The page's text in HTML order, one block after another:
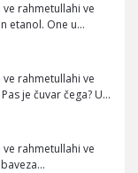
rahmetullahi ve
etanol. One u…
rahmetullahi ve
je čuvar čega? U…
rahmetullahi ve